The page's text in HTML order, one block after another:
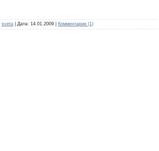
sveta | Дата: 14.01.2009 Комментарии (1)